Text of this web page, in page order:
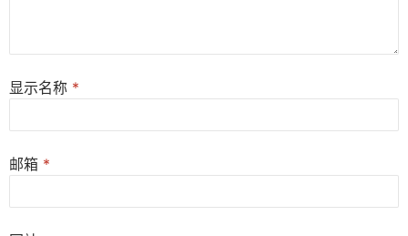
显示名称 *
邮箱 *